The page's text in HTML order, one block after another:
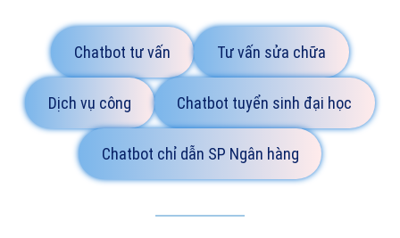
Chatbot tư vấn Tư vấn sửa chữa
Dịch vụ công Chatbot tuyển sinh đại học
Chatbot chỉ dẫn SP Ngân hàng